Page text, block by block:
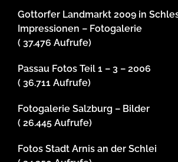
Gottorfer Landmarkt 2009 in
Impressionen – Fotogalerie
( 37.476 Aufrufe)
Passau Fotos Teil 1 – 3 – 2006
( 36.711 Aufrufe)
Fotogalerie Salzburg – Bilder
( 26.445 Aufrufe)
Fotos Stadt Arnis an der Schlei